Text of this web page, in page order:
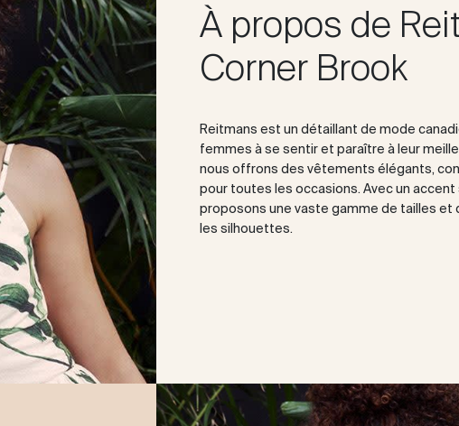
À propos de
Corner Brook
Reitmans est un détaillant de mode
femmes à se sentir et paraître à leur
nous offrons des vêtements élégants,
pour toutes les occasions. Avec un accent
proposons une vaste gamme de tailles
les silhouettes.